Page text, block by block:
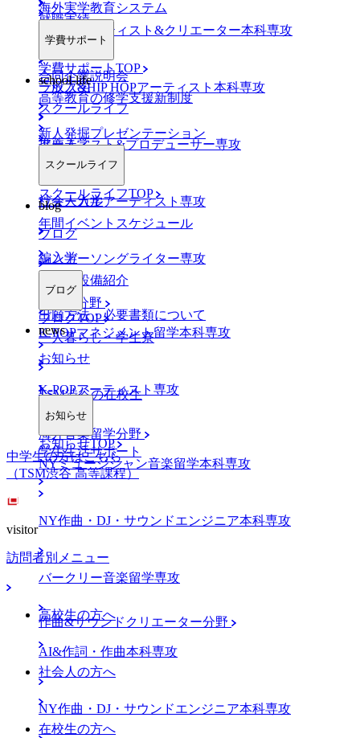
ネットアーティスト&クリエーター本科専攻
ラップ&HIP HOPアーティスト本科専攻
アーティスト&プロデューサー専攻
ヴォーカルアーティスト専攻
シンガーソングライター専攻
K-POP分野
K-POPマネジメント留学本科専攻
K-POPアーティスト専攻
海外音楽留学分野
NYミュージシャン音楽留学本科専攻
NY作曲・DJ・サウンドエンジニア本科専攻
バークリー音楽留学専攻
作曲&サウンドクリエーター分野
AI&作詞・作曲本科専攻
NY作曲・DJ・サウンドエンジニア本科専攻
海外実学教育システム
就職実績
合同企業説明会
新人発掘プレゼンテーション
一般入学
推薦入学
社会人入学
編入学
出願方法・必要書類について
学費サポート
学費サポートTOP
高等教育の修学支援新制度
school-life
スクールライフ
スクールライフ
スクールライフTOP
年間イベントスケジュール
施設・設備紹介
一人暮らし・学生寮
TSM渋谷の在校生
学生生活サポート
blog
ブログ
ブログ
ブログTOP
news
お知らせ
お知らせ
お知らせTOP
中学生の方はこちら
（TSM渋谷 高等課程）
visitor
訪問者別メニュー
高校生の方へ
社会人の方へ
在校生の方へ